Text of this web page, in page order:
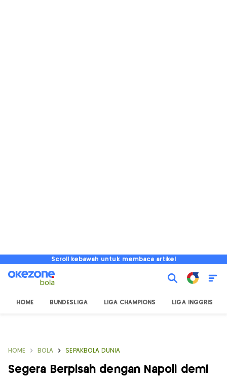
Scroll kebawah untuk membaca artikel
HOME BUNDESLIGA LIGA CHAMPIONS LIGA INGGRIS
HOME BOLA SEPAKBOLA DUNIA
Segera Berpisah dengan Napoli demi